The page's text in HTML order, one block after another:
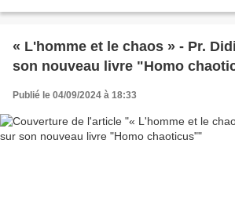
« L'homme et le chaos » - Pr.
son nouveau livre "Homo
Publié le 04/09/2024 à 18:33